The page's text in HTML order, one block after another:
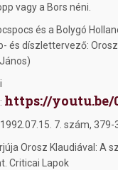
vagy a Bors néni.
és a Bolygó
és díszlettervező:
https://youtu.be/
7. szám, 379-
Orosz Klaudiával: A
Criticai Lapok